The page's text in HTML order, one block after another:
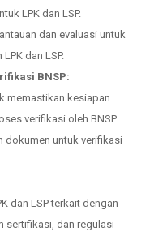
LPK dan LSP.
dan evaluasi untuk
dan LSP.
BNSP:
memastikan kesiapan
verifikasi oleh BNSP.
dokumen untuk verifikasi
dan LSP terkait dengan
sertifikasi, dan regulasi